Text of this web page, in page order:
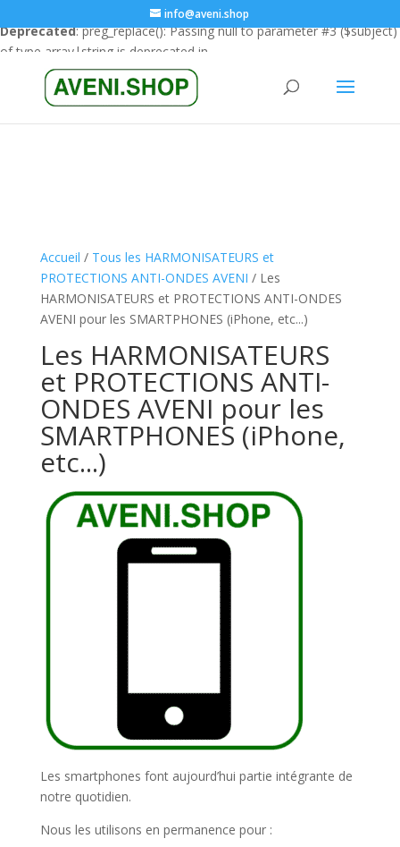
Deprecated: preg_replace(): Passing null to parameter #3 ($subject)
of type array|string is deprecated in
/home/clients/18a3e26666cfbf23e8732e4990151eba/sites/
content/plugins/wordfence/vendor/wordfence/wf-
info@aveni.shop
Accueil / Tous les HARMONISATEURS et
PROTECTIONS ANTI-ONDES AVENI / Les
HARMONISATEURS et PROTECTIONS ANTI-ONDES
AVENI pour les SMARTPHONES (iPhone, etc...)
Les HARMONISATEURS
et PROTECTIONS ANTI-
ONDES AVENI pour les
SMARTPHONES (iPhone,
etc...)
Les smartphones font aujourd’hui partie intégrante de
notre quotidien.
Nous les utilisons en permanence pour :